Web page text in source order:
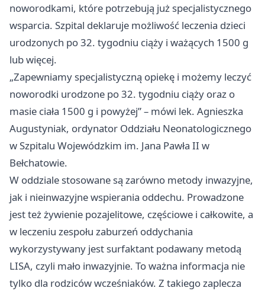
noworodkami, które potrzebują już specjalistycznego
wsparcia. Szpital deklaruje możliwość leczenia dzieci
urodzonych po 32. tygodniu ciąży i ważących 1500 g
lub więcej.
„Zapewniamy specjalistyczną opiekę i możemy leczyć
noworodki urodzone po 32. tygodniu ciąży oraz o
masie ciała 1500 g i powyżej” – mówi lek. Agnieszka
Augustyniak, ordynator Oddziału Neonatologicznego
w Szpitalu Wojewódzkim im. Jana Pawła II w
Bełchatowie.
W oddziale stosowane są zarówno metody inwazyjne,
jak i nieinwazyjne wspierania oddechu. Prowadzone
jest też żywienie pozajelitowe, częściowe i całkowite, a
w leczeniu zespołu zaburzeń oddychania
wykorzystywany jest surfaktant podawany metodą
LISA, czyli mało inwazyjnie. To ważna informacja nie
tylko dla rodziców wcześniaków. Z takiego zaplecza